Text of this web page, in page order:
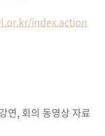
index.action
연, 회의 동영상 자료